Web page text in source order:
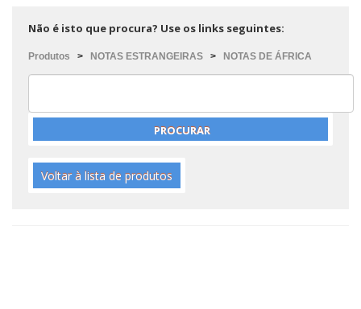
Não é isto que procura? Use os links seguintes:
Produtos > NOTAS ESTRANGEIRAS > NOTAS DE ÁFRICA
Voltar à lista de produtos